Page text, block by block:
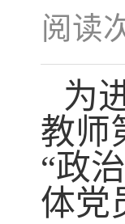
阅读
为
教师
“政
体党